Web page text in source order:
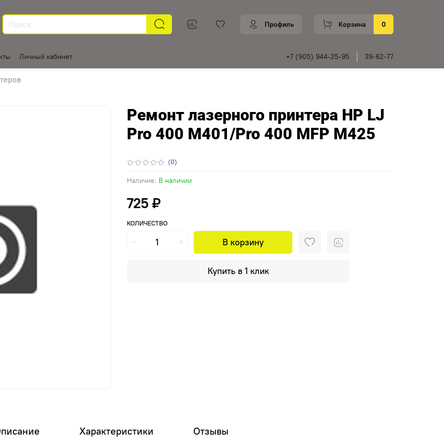
Профиль Корзина 0
Личный кабинет +7 (905) 944-25-95 39-62-77
(0)
Наличие: В наличии
Ремонт лазерного принтера HP LJ
Pro 400 M401/Pro 400 MFP M425
725 ₽
КОЛИЧЕСТВО
В корзину
Купить в 1 клик
Характеристики Отзывы